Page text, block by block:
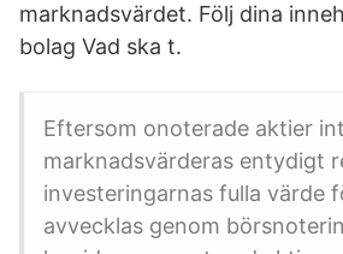
marknadsvärdet. Följ dina
bolag Vad ska t.
Eftersom onoterade aktier
marknadsvärderas entydigt
investeringarnas fulla värde
avvecklas genom